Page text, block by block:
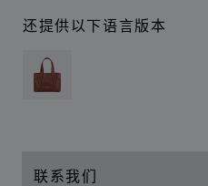
还提供以下语言版本
联系我们